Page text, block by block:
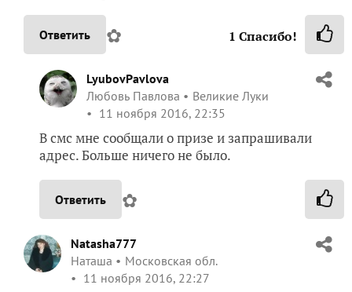
Ответить ✿ 1 Спасибо!
LyubovPavlova
Любовь Павлова
Великие Луки
11 ноября 2016, 22:35
В смс мне сообщали о призе и запрашивали
адрес. Больше ничего не было.
Ответить ✿
Natasha777
Наташа
Московская обл.
11 ноября 2016, 22:27